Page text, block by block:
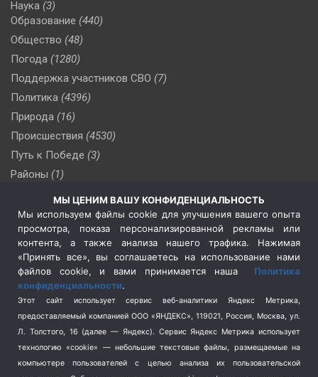
Наука (3)
Образование (440)
Общество (48)
Погода (1280)
Поддержка участников СВО (7)
Политика (4396)
Природа (16)
Происшествия (4530)
Путь к Победе (3)
Районы (1)
(510)
Сельское хозяйство (3)
Социальная политика
(3)
Спецоперация в Украине
Спецоперация на Украине
(404)
Спорт (740)
Терроризм (1)
Транспорт (262)
Туризм (178)
МЫ ЦЕНИМ ВАШУ КОНФИДЕНЦИАЛЬНОСТЬ
Мы используем файлы cookie для улучшения вашего опыта
просмотра, показа персонализированной рекламы или
контента, а также анализа нашего трафика. Нажимая
«Принять все», вы соглашаетесь на использование нами
файлов cookie, и вами принимается наша Политика
конфиденциальности.
Этот сайт использует сервис веб-аналитики Яндекс Метрика,
предоставляемый компанией ООО «ЯНДЕКС», 119021, Россия, Москва, ул.
Л. Толстого, 16 (далее — Яндекс). Сервис Яндекс Метрика использует
технологию «cookie» — небольшие текстовые файлы, размещаемые на
компьютере пользователей с целью анализа их пользовательской